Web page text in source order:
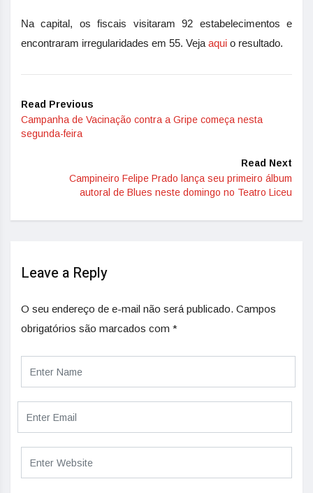
Na capital, os fiscais visitaram 92 estabelecimentos e
encontraram irregularidades em 55. Veja aqui o resultado.
Read Previous
Campanha de Vacinação contra a Gripe começa nesta
segunda-feira
Read Next
Campineiro Felipe Prado lança seu primeiro álbum
autoral de Blues neste domingo no Teatro Liceu
Leave a Reply
O seu endereço de e-mail não será publicado. Campos
obrigatórios são marcados com *